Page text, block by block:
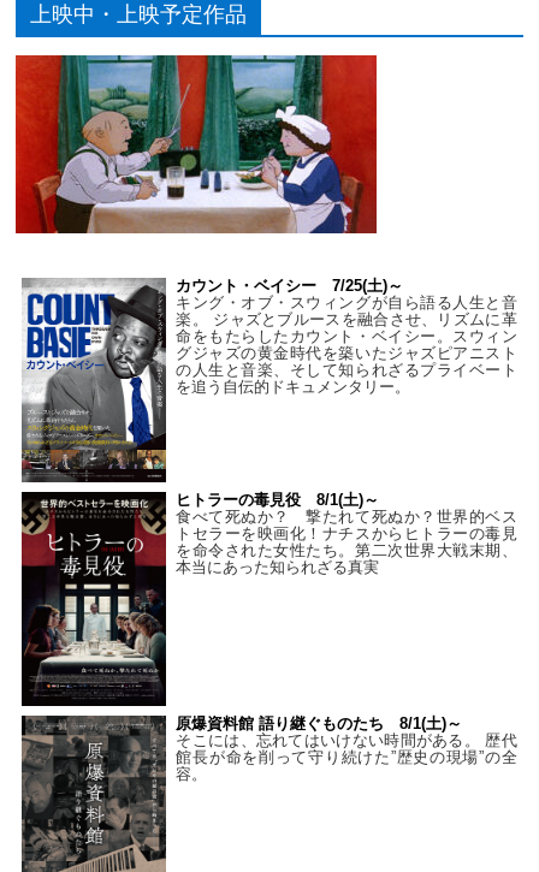
上映中・上映予定作品
カウント・ベイシー 7/25(土)～
キング・オブ・スウィングが自ら語る人生と音
楽。 ジャズとブルースを融合させ、リズムに革
命をもたらしたカウント・ベイシー。スウィン
グジャズの黄金時代を築いたジャズピアニスト
の人生と音楽、そして知られざるプライベート
を追う自伝的ドキュメンタリー。
ヒトラーの毒見役 8/1(土)～
食べて死ぬか？ 撃たれて死ぬか？世界的ベス
トセラーを映画化！ナチスからヒトラーの毒見
を命令された女性たち。第二次世界大戦末期、
本当にあった知られざる真実
原爆資料館 語り継ぐものたち 8/1(土)～
そこには、忘れてはいけない時間がある。 歴代
館長が命を削って守り続けた”歴史の現場”の全
容。